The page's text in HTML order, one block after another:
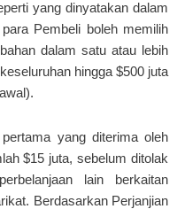
yang dinyatakan dalam
Pembeli boleh memilih
dalam satu atau lebih
hingga $500 juta
yang diterima oleh
$15 juta, sebelum ditolak
lain berkaitan
Berdasarkan Perjanjian